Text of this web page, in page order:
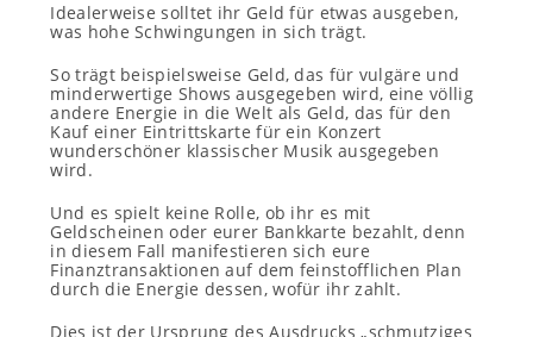
Idealerweise solltet ihr Geld für etwas ausgeben,
was hohe Schwingungen in sich trägt.
So trägt beispielsweise Geld, das für vulgäre und
minderwertige Shows ausgegeben wird, eine völlig
andere Energie in die Welt als Geld, das für den
Kauf einer Eintrittskarte für ein Konzert
wunderschöner klassischer Musik ausgegeben
wird.
Und es spielt keine Rolle, ob ihr es mit
Geldscheinen oder eurer Bankkarte bezahlt, denn
in diesem Fall manifestieren sich eure
Finanztransaktionen auf dem feinstofflichen Plan
durch die Energie dessen, wofür ihr zahlt.
Dies ist der Ursprung des Ausdrucks „schmutziges